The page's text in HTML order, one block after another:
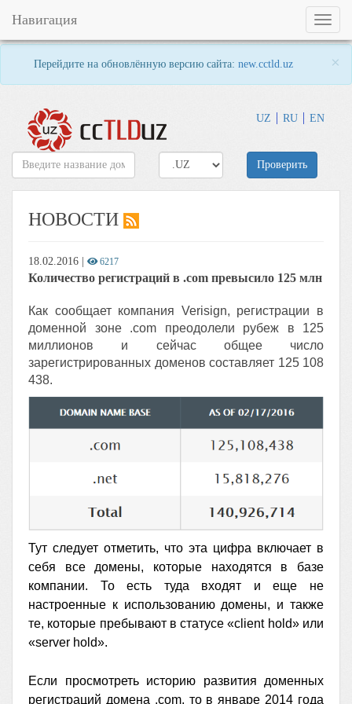
Перейдите на обновлённую версию сайта: new.cctld.uz ×
UZ RU EN
Toggle
Навигация
Проверить
НОВОСТИ
18.02.2016 6217
Количество регистраций в .com превысило 125 млн
Как сообщает компания Verisign, регистрации в
доменной зоне .com преодолели рубеж в 125
миллионов и сейчас общее число
зарегистрированных доменов составляет 125 108
438.
Тут следует отметить, что эта цифра включает в
себя все домены, которые находятся в базе
компании. То есть туда входят и еще не
настроенные к использованию домены, и также
те, которые пребывают в статусе «client hold» или
«server hold».
Если просмотреть историю развития доменных
регистраций домена .com, то в январе 2014 года